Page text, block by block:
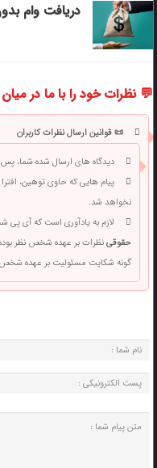
دریافت وام
💬 نظرات خود را با ما در میان
📜 قوانین ارسال نظرات کاربران
دیدگاه های ارسال شده شما،
پیام هایی که حاوی توهین،
نخواهد شد.
لازم به یادآوری است که آی
حقوقینظرات بر عهده شخص نظر
گونه شکایت مسئولیت بر عهده شخص